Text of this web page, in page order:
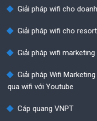
Giải pháp wifi cho
Giải pháp wifi cho
Giải pháp wifi
Giải pháp Wifi
qua wifi với Youtube
Cáp quang VNPT